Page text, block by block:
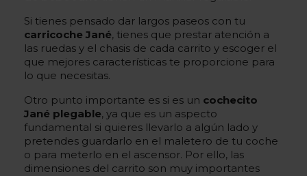
Si tienes pensado dar largos paseos con tu
carricoche Jané, tienes que prestar atención a
las ruedas y el chasis de cada carrito y escoger el
que mejores características te proporcione para
lo que necesitas.
Otro punto importante es si es un cochecito
Jané plegable, ya que es un aspecto
fundamental si quieres llevarlo a algún lado y
pretendes guardarlo en el maletero de tu coche
o para meterlo en el ascensor. Por ello, las
dimensiones del carrito son muy importantes